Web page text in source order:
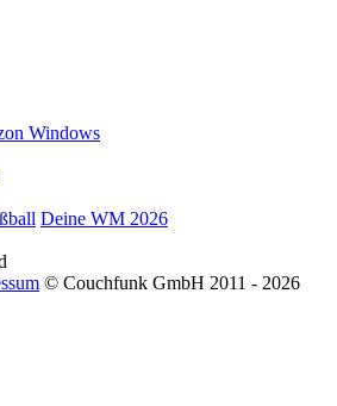
Windows
Deine WM 2026
© Couchfunk GmbH 2011 - 2026